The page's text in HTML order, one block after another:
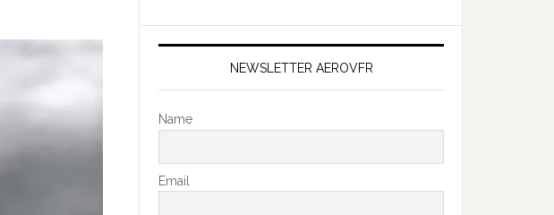
NEWSLETTER AEROVFR
Name
Email